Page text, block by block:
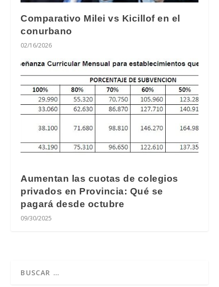
Comparativo Milei vs Kicillof en el
conurbano
02/16/2026
Aumentan las cuotas de colegios
privados en Provincia: Qué se
pagará desde octubre
09/30/2025